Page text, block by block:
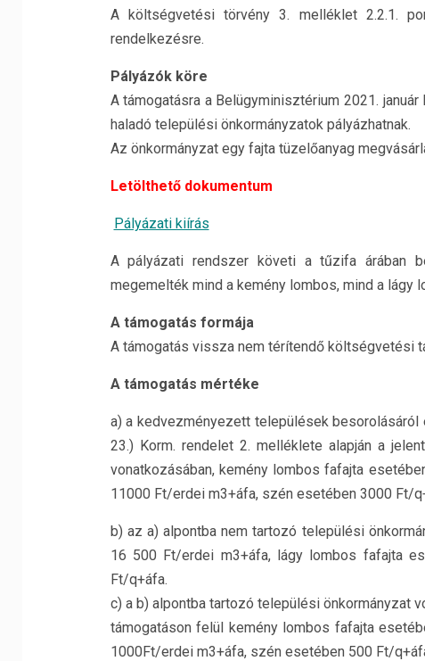
A költségvetési törvény 3. melléklet 2.2.1.
rendelkezésre.
Pályázók köre
A támogatásra a Belügyminisztérium 2021.
haladó települési önkormányzatok pályázhatnak.
Az önkormányzat egy fajta tüzelőanyag
Letölthető dokumentum
Pályázati kiírás
A pályázati rendszer követi a tűzifa árában
megemelték mind a kemény lombos, mind a lágy
A támogatás formája
A támogatás vissza nem térítendő költségvetési
A támogatás mértéke
a) a kedvezményezett települések
23.) Korm. rendelet 2. melléklete alapján a
vonatkozásában, kemény lombos fafajta
11000 Ft/erdei m3+áfa, szén esetében 3000 Ft/
b) az a) alpontba nem tartozó települési
16 500 Ft/erdei m3+áfa, lágy lombos fafajta
Ft/q+áfa.
c) a b) alpontba tartozó települési önkormányzat
támogatáson felül kemény lombos fafajta
1000Ft/erdei m3+áfa, szén esetében 500 Ft/